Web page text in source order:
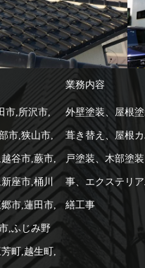
-- 外壁塗装
市,所沢市,
市,狭山市,
谷市,蕨市,
座市,桶川
市,蓮田市,
,ふじみ野
町,越生町,
業務内容
外壁塗装、屋根
葺き替え、屋根
戸塗装、木部塗
事、エクステリ
繕工事